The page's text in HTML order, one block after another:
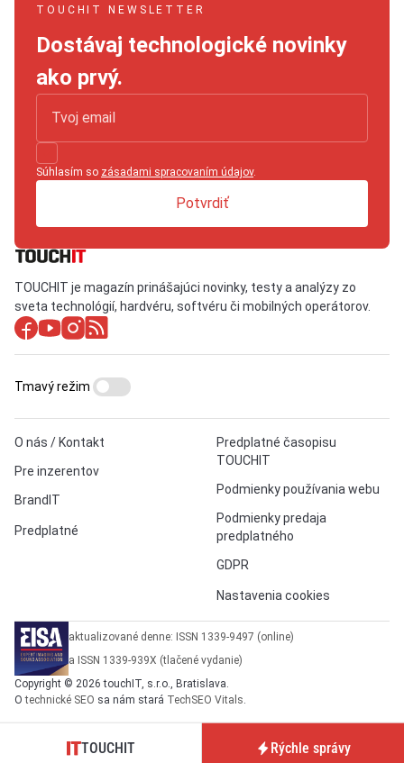
TOUCHIT NEWSLETTER
Dostávaj technologické novinky
ako prvý.
Súhlasím so zásadami spracovaním údajov.
Potvrdiť
TOUCHIT je magazín prinášajúci novinky, testy a analýzy zo
sveta technológií, hardvéru, softvéru či mobilných operátorov.
O nás / Kontakt
Pre inzerentov
BrandIT
Predplatné
Predplatné časopisu
TOUCHIT
Podmienky používania webu
Podmienky predaja
predplatného
GDPR
Nastavenia cookies
Tmavý režim
aktualizované denne: ISSN 1339-9497 (online)
a ISSN 1339-939X (tlačené vydanie)
Copyright © 2026 touchIT, s.r.o., Bratislava.
Otechnické SEO sa nám stará TechSEO Vitals.
TOUCHIT Rýchle správy